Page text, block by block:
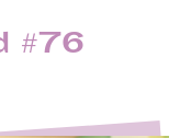
#76